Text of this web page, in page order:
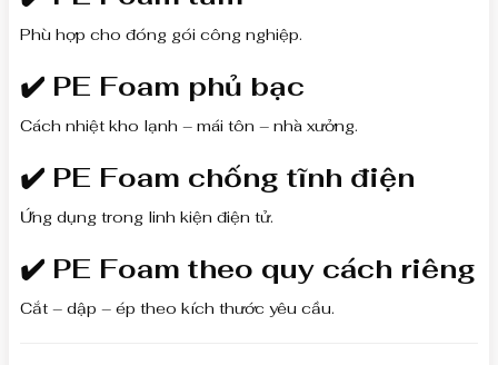
Phù hợp cho đóng gói công nghiệp.
✔️ PE Foam phủ bạc
Cách nhiệt kho lạnh – mái tôn – nhà xưởng.
✔️ PE Foam chống tĩnh điện
Ứng dụng trong linh kiện điện tử.
✔️ PE Foam theo quy cách riêng
Cắt – dập – ép theo kích thước yêu cầu.